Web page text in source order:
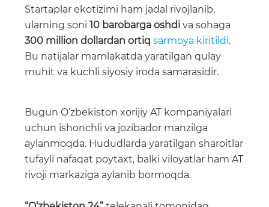
Startaplar ekotizimi ham jadal rivojlanib,
ularning soni 10 barobarga oshdi va sohaga
300 million dollardan ortiq sarmoya kiritildi.
Bu natijalar mamlakatda yaratilgan qulay
muhit va kuchli siyosiy iroda samarasidir.
Bugun O‘zbekiston xorijiy AT kompaniyalari
uchun ishonchli va jozibador manzilga
aylanmoqda. Hududlarda yaratilgan sharoitlar
tufayli nafaqat poytaxt, balki viloyatlar ham AT
rivoji markaziga aylanib bormoqda.